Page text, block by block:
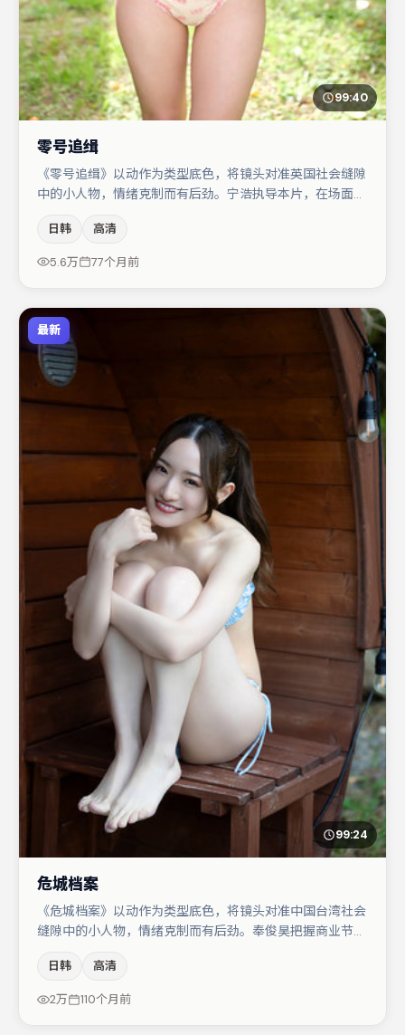
99:40
零号追缉
《零号追缉》以动作为类型底色，将镜头对准英国社会缝隙
中的小人物，情绪克制而有后劲。宁浩执导本片，在场面调
与菅田将晖的对手戏构成全片情感锚点，任素汐则以细节塑
造推动谜题层层揭开。整体完成度较高，适合周末一口气追
日韩 高清
5.6万 77个月前
最新
99:24
危城档案
《危城档案》以动作为类型底色，将镜头对准中国台湾社会
缝隙中的小人物，情绪克制而有后劲。奉俊昊把握商业节奏
与易烊千玺的对手戏构成全片情感锚点，秦海璐则以细节塑
造推动谜题层层揭开。若你偏爱强类型与清晰主线，这部作
日韩 高清
2万 110个月前